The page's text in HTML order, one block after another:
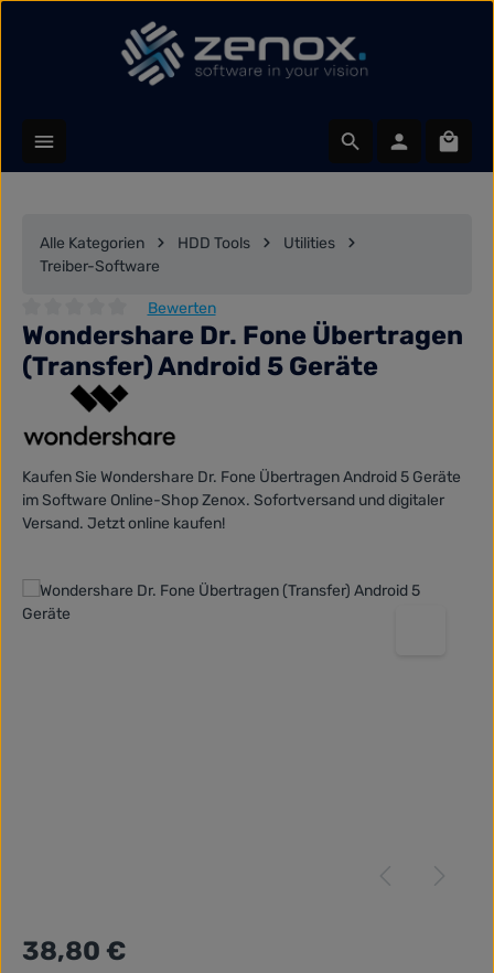
Zum Hauptinhalt springen
Alle Kategorien HDD Tools
Utilities
Treiber-Software
Durchschnittliche Bewertung von 0 von 5 Sternen
Bewerten
Wondershare Dr. Fone Übertragen
(Transfer) Android 5 Geräte
Kaufen Sie Wondershare Dr. Fone Übertragen Android 5 Geräte
im Software Online-Shop Zenox. Sofortversand und digitaler
Versand. Jetzt online kaufen!
Bildergalerie überspringen
Regulärer Preis:
38,80 €